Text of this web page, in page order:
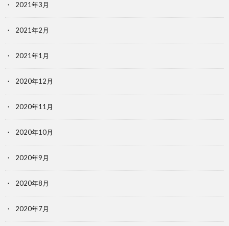
2021年3月
2021年2月
2021年1月
2020年12月
2020年11月
2020年10月
2020年9月
2020年8月
2020年7月